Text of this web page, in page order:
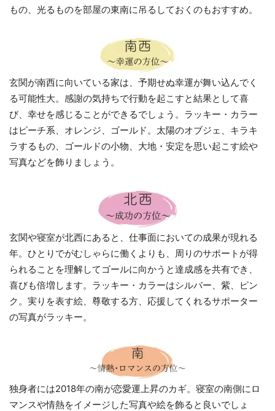
もの、光るものを部屋の東南に吊るしておくのもおすすめ。
玄関が南西に向いている家は、予期せぬ幸運が舞い込んでく
る可能性大。感謝の気持ちで行動を起こすと結果として喜
び、幸せを感じることができるでしょう。ラッキー・カラー
はピーチ系、オレンジ、ゴールド。太陽のオブジェ、キラキ
ラするもの、ゴールドの小物、大地・安定を思い起こす絵や
写真などを飾りましょう。
玄関や寝室が北西にあると、仕事面においての成果が現れる
年。ひとりでがむしゃらに働くよりも、周りのサポートが得
られることを理解してゴールに向かうと達成感を共有でき、
喜びも倍増します。ラッキー・カラーはシルバー、紫、ピン
ク。実りを表す絵、尊敬する方、応援してくれるサポーター
の写真がラッキー。
独身者には2018年の南が恋愛運上昇のカギ。寝室の南側にロ
マンスや情熱をイメージした写真や絵を飾ると良いでしょ